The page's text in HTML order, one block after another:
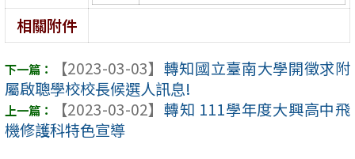
相關附件
【2023-03-03】 轉知國立臺南大學開徵求附
屬啟聰學校校長候選人訊息!
【2023-03-02】 轉知 111學年度大興高中飛
機修護科特色宣導